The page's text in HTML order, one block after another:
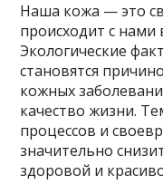
Наша кожа — это
происходит с нами
Экологические
становятся
кожных
качество жизни.
процессов и
значительно
здоровой и